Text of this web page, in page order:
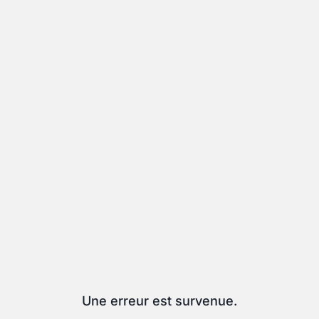
Une erreur est survenue.